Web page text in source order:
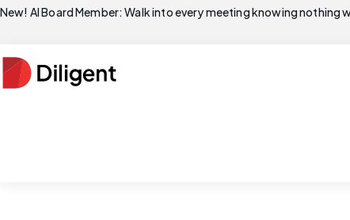
New! AI Board Member: Walk into every meeting knowing nothing